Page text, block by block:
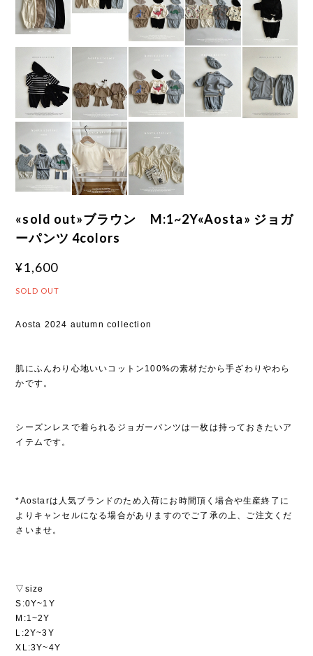
«sold out»ブラウン M:1~2Y«Aosta» ジョガ
ーパンツ 4colors
¥1,600
SOLD OUT
Aosta 2024 autumn collection
肌にふんわり心地いいコットン100%の素材だから手ざわりやわら
かです。
シーズンレスで着られるジョガーパンツは一枚は持っておきたいア
イテムです。
*Aostarは人気ブランドのため入荷にお時間頂く場合や生産終了に
よりキャンセルになる場合がありますのでご了承の上、ご注文くだ
さいませ。
▽size
S:0Y~1Y
M:1~2Y
L:2Y~3Y
XL:3Y~4Y